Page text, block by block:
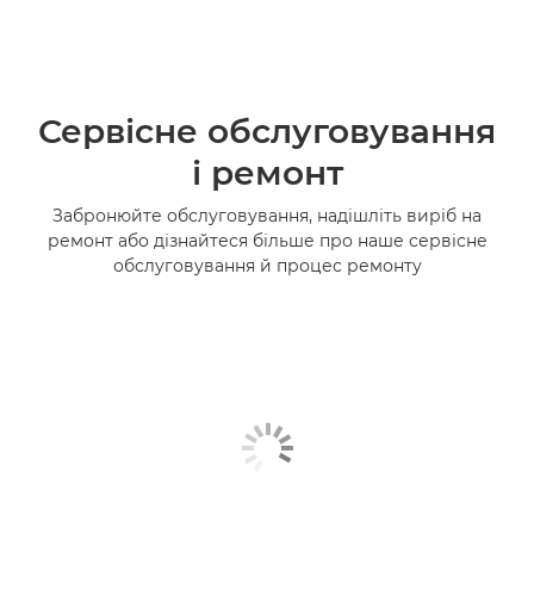
Сервісне обслуговування
і ремонт
Забронюйте обслуговування, надішліть виріб на
ремонт або дізнайтеся більше про наше сервісне
обслуговування й процес ремонту